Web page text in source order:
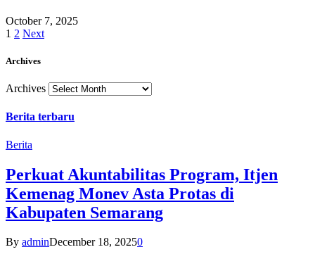
October 7, 2025
1 2 Next
Archives
Archives
Berita terbaru
Berita
Perkuat Akuntabilitas Program, Itjen
Kemenag Monev Asta Protas di
Kabupaten Semarang
By adminDecember 18, 20250